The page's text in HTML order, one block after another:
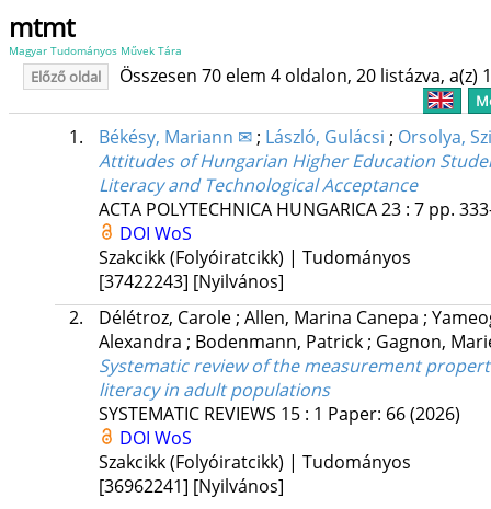
mtmt
Magyar Tudományos Művek Tára
Előző oldal Összesen 70 elem 4 oldalon, 20 listázva, a(z)
1. Békésy, Mariann ✉; László, Gulácsi ; Orsolya,
Attitudes of Hungarian Higher Education
Literacy and Technological Acceptance
ACTA POLYTECHNICA HUNGARICA23: 7 pp.
DOI WoS
Szakcikk (Folyóiratcikk) | Tudományos
[37422243] [Nyilvános]
2.
Délétroz, Carole; Allen, Marina Canepa ;
Alexandra ; Bodenmann, Patrick; Gagnon,
Systematic review of the measurement
literacy in adult populations
SYSTEMATIC REVIEWS 15: 1 Paper: 66(2026)
DOI WoS
Szakcikk (Folyóiratcikk) | Tudományos
[36962241] [Nyilvános]